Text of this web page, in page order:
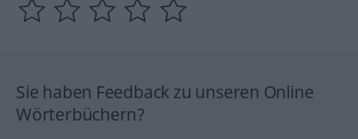
Sie haben Feedback zu unseren Online
Wörterbüchern?